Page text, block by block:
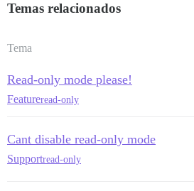
Temas relacionados
Tema
Read-only mode please!
Featureread-only
Cant disable read-only mode
Supportread-only